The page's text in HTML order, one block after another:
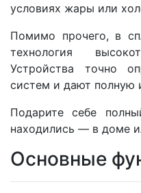
условиях жары или
Помимо прочего, в
технология
Устройства точно
систем и дают полную
Подарите себе
находились — в доме
Основные